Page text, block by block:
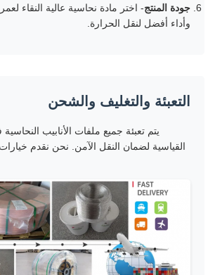
جودة المنتج- اختر مادة نحاسية عالية النقاء
وأداء أفضل لنقل الحرارة.
التعبئة والتغليف والشحن
يتم تعبئة جميع ملفات الأنابيب
القياسية لضمان النقل الآمن. نحن نقدم